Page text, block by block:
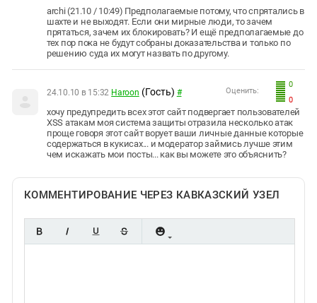
archi (21.10 / 10:49) Предполагаемые потому, что спрятались в
шахте и не выходят. Если они мирные люди, то зачем
прятаться, зачем их блокировать? И ещё предполагаемые до
тех пор пока не будут собраны доказательства и только по
решению суда их могут назвать по другому.
0
0
Оценить:
24.10.10 в 15:32 Haroon (Гость) #
хочу предупредить всех этот сайт подвергает пользователей
XSS атакам моя система защиты отразила несколько атак
проще говоря этот сайт ворует ваши личные данные которые
содержаться в кукисах... и модератор займись лучше этим
чем искажать мои посты... как вы можете это объяснить?
КОММЕНТИРОВАНИЕ ЧЕРЕЗ КАВКАЗСКИЙ УЗЕЛ